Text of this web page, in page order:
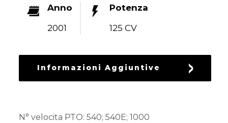
Anno
2001
Potenza
125 CV
Informazioni Aggiuntive
N° velocita PTO: 540; 540E; 1000
RICAMBI